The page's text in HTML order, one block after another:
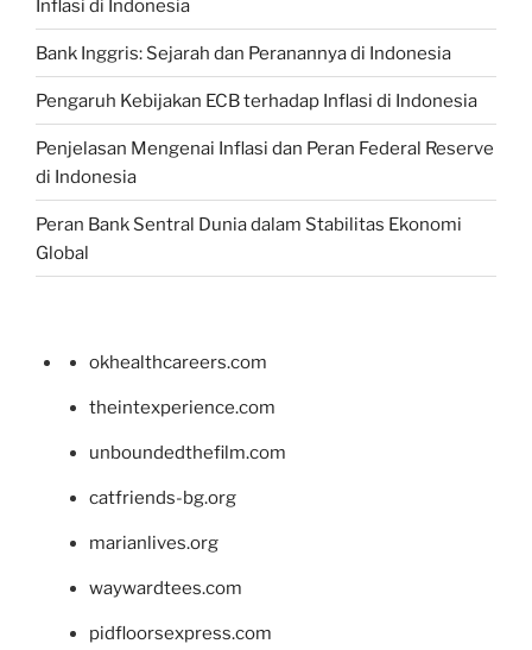
Inflasi di Indonesia
Bank Inggris: Sejarah dan Peranannya di Indonesia
Pengaruh Kebijakan ECB terhadap Inflasi di Indonesia
Penjelasan Mengenai Inflasi dan Peran Federal Reserve
di Indonesia
Peran Bank Sentral Dunia dalam Stabilitas Ekonomi
Global
okhealthcareers.com
theintexperience.com
unboundedthefilm.com
catfriends-bg.org
marianlives.org
waywardtees.com
pidfloorsexpress.com